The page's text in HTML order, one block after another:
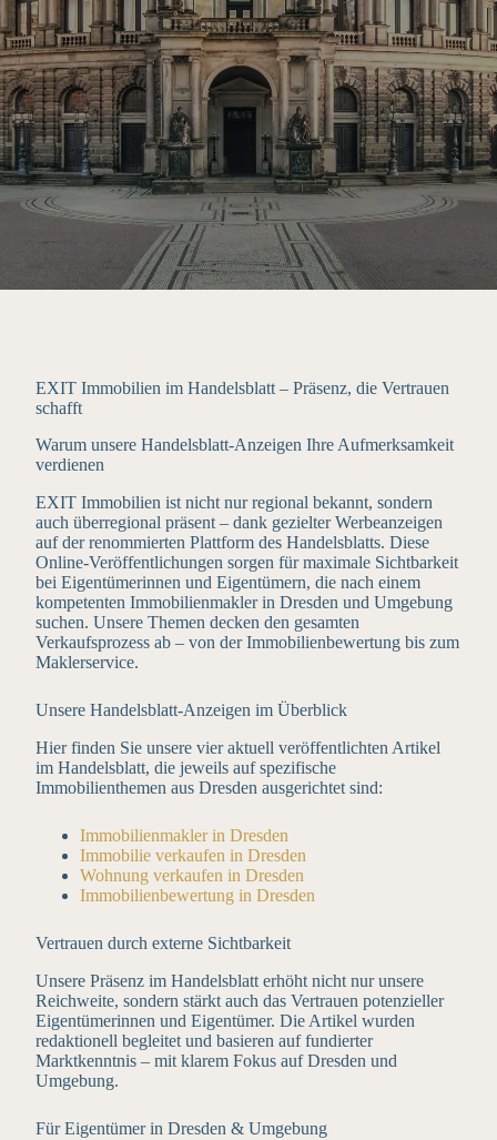
EXIT Immobilien im Handelsblatt – Präsenz, die Vertrauen
schafft
Warum unsere Handelsblatt-Anzeigen Ihre Aufmerksamkeit
verdienen
EXIT Immobilien ist nicht nur regional bekannt, sondern
auch überregional präsent – dank gezielter Werbeanzeigen
auf der renommierten Plattform des Handelsblatts. Diese
Online-Veröffentlichungen sorgen für maximale Sichtbarkeit
bei Eigentümerinnen und Eigentümern, die nach einem
kompetenten Immobilienmakler in Dresden und Umgebung
suchen. Unsere Themen decken den gesamten
Verkaufsprozess ab – von der Immobilienbewertung bis zum
Maklerservice.
Unsere Handelsblatt-Anzeigen im Überblick
Hier finden Sie unsere vier aktuell veröffentlichten Artikel
im Handelsblatt, die jeweils auf spezifische
Immobilienthemen aus Dresden ausgerichtet sind:
Immobilienmakler in Dresden
Immobilie verkaufen in Dresden
Wohnung verkaufen in Dresden
Immobilienbewertung in Dresden
Vertrauen durch externe Sichtbarkeit
Unsere Präsenz im Handelsblatt erhöht nicht nur unsere
Reichweite, sondern stärkt auch das Vertrauen potenzieller
Eigentümerinnen und Eigentümer. Die Artikel wurden
redaktionell begleitet und basieren auf fundierter
Marktkenntnis – mit klarem Fokus auf Dresden und
Umgebung.
Für Eigentümer in Dresden & Umgebung